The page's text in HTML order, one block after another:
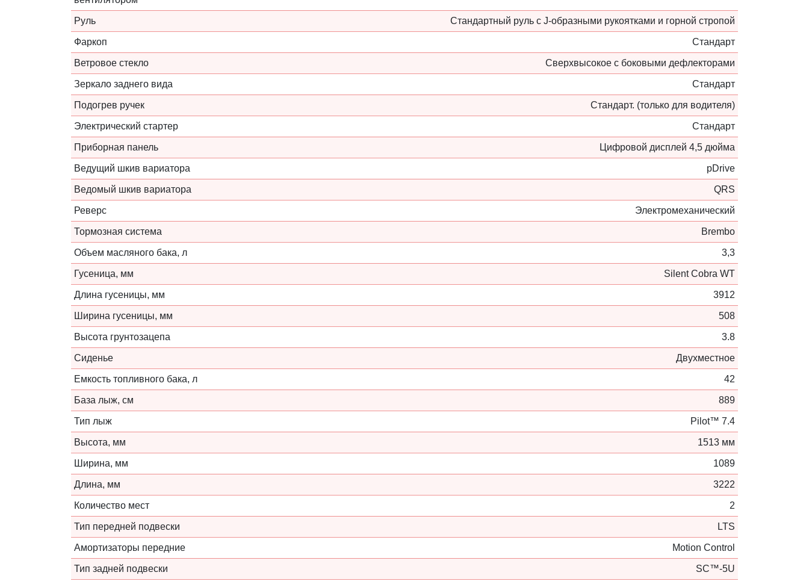
Руль Стандартный руль с J-образными рукоятками и горной стропой
Фаркоп Стандарт
Ветровое стекло Сверхвысокое с боковыми дефлекторами
Зеркало заднего вида Стандарт
Подогрев ручек Стандарт. (только для водителя)
Электрический стартер Стандарт
Приборная панель Цифровой дисплей 4,5 дюйма
Ведущий шкив вариатора pDrive
Ведомый шкив вариатора QRS
Реверс Электромеханический
Тормозная система Brembo
Объем масляного бака, л 3,3
Гусеница, мм Silent Cobra WT
Длина гусеницы, мм 3912
Ширина гусеницы, мм 508
Высота грунтозацепа 3.8
Сиденье Двухместное
Емкость топливного бака, л 42
База лыж, см 889
Тип лыж Pilot™ 7.4
Высота, мм 1513 мм
Ширина, мм 1089
Длина, мм 3222
Количество мест 2
Тип передней подвески LTS
Амортизаторы передние Motion Control
Тип задней подвески SC™-5U